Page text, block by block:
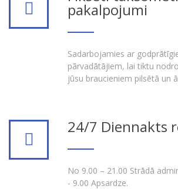
pakalpojumi
Sadarbojamies ar
pārvadātājiem, lai tiktu
jūsu braucieniem pilsētā un
24/7 Diennakts
No 9.00 – 21.00 Strādā
- 9.00 Apsardze.